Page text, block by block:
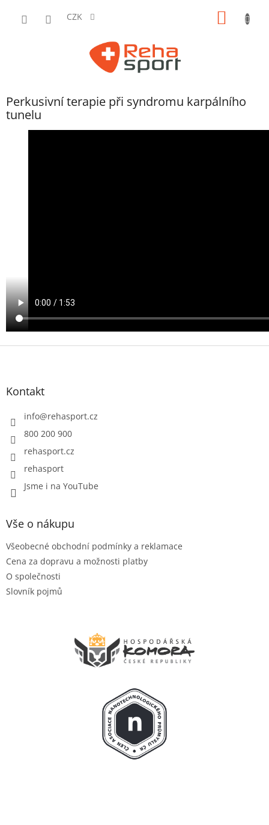
CZK
Perkusivní terapie při syndromu karpálního
tunelu
Z
Kontakt
info@rehasport.cz
800 200 900
rehasport.cz
rehasport
Jsme i na YouTube
Vše o nákupu
Všeobecné obchodní podmínky a reklamace
Cena za dopravu a možnosti platby
O společnosti
Slovník pojmů